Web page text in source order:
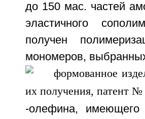
до 150 мас. частей
эластичного
получен
мономеров,
-олефина,